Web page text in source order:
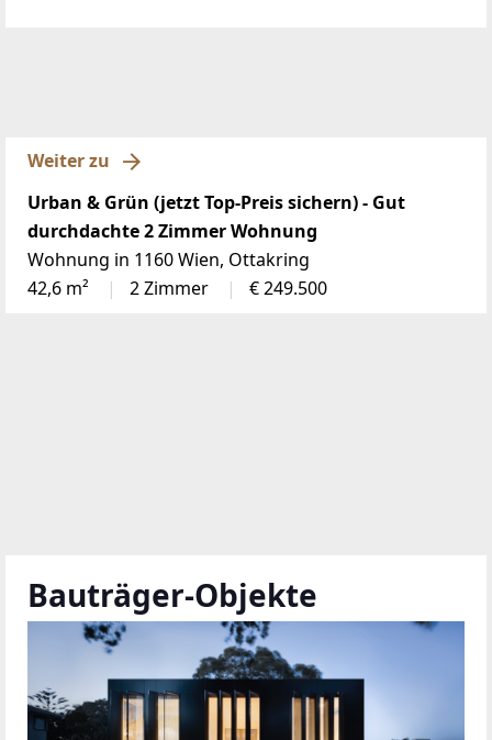
Weiter zu
Urban & Grün (jetzt Top-Preis sichern) - Gut
durchdachte 2 Zimmer Wohnung
Wohnung in 1160 Wien, Ottakring
42,6 m²
2 Zimmer € 249.500
Bauträger-Objekte